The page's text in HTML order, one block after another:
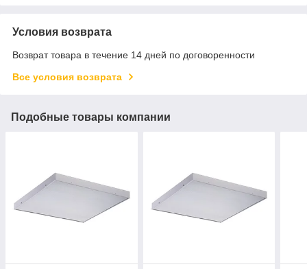
Условия возврата
Возврат товара в течение 14 дней по договоренности
Все условия возврата
Подобные товары компании